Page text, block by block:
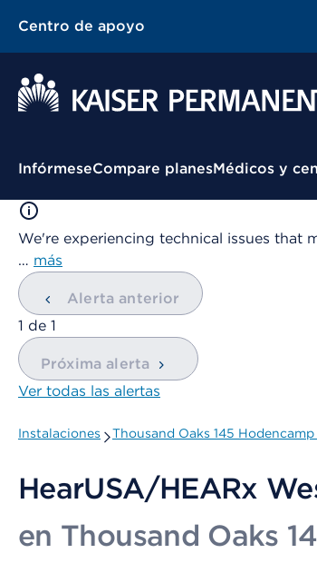
Centro de apoyo
Menú contextual
InfórmeseCompare planesMédicos y
We're experiencing technical issues that
… más
Alerta anterior
mostrando
1 de 1
Próxima alerta
Ver todas las alertas
Instalaciones Thousand Oaks 145
HearUSA/HEARx
en Thousand Oaks